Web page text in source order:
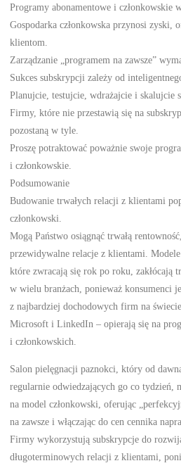
Programy abonamentowe i członkowskie
Gospodarka członkowska przynosi zyski,
klientom.
Zarządzanie „programem na zawsze”
Sukces subskrypcji zależy od
Planujcie, testujcie, wdrażajcie i skalujcie
Firmy, które nie przestawią się na
pozostaną w tyle.
Proszę potraktować poważnie swoje
i członkowskie.
Podsumowanie
Budowanie trwałych relacji z klientami
członkowski.
Mogą Państwo osiągnąć trwałą
przewidywalne relacje z klientami. Modele
które zwracają się rok po roku, zakłócają
w wielu branżach, ponieważ konsumenci
z najbardziej dochodowych firm na
Microsoft i LinkedIn – opierają się na
i członkowskich.
Salon pielęgnacji paznokci, który od
regularnie odwiedzających go co tydzień,
na model członkowski, oferując
na zawsze i włączając do cen cennika
Firmy wykorzystują subskrypcje do
długoterminowych relacji z klientami,